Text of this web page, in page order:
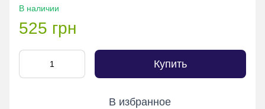
В наличии
525 грн
Купить
В избранное